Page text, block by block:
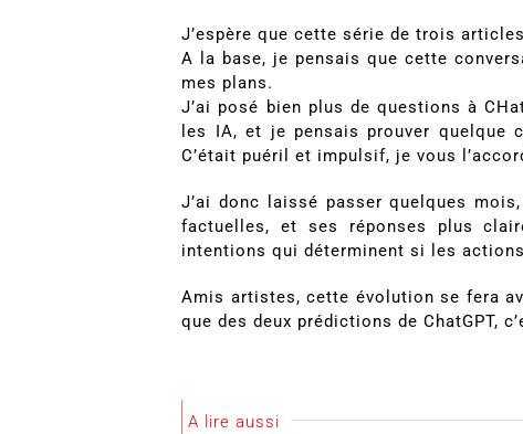
J’espère que cette série de trois
A la base, je pensais que cette
mes plans.
J’ai posé bien plus de questions à
les IA, et je pensais prouver quelque
C’était puéril et impulsif, je vous
J’ai donc laissé passer quelques
factuelles, et ses réponses plus
intentions qui déterminent si les
Amis artistes, cette évolution se fera
que des deux prédictions de ChatGPT,
A lire aussi